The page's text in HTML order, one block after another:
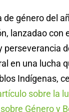
género del
lanzadao con
perseverancia
en una lucha
Indígenas,
sobre la
Género y